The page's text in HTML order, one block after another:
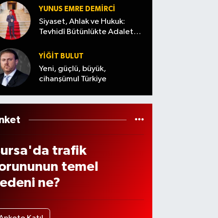
yi
gözal
tında
YUNUS EMRE DEMIRCI
Siyaset, Ahlak ve Hukuk:
Tevhidî Bütünlükte Adalet
YİĞİT BULUT
Yeni, güçlü, büyük,
cihanşümul Türkiye
trafik
temel
ne?